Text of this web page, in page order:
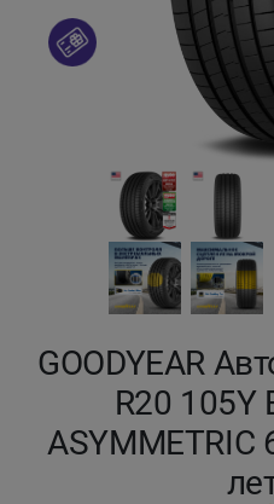
GOODYEAR
R20 105Y
ASYMMETRIC
Кокшетау
Кызылорда
Петропавловск
Семей
Талдыкорган